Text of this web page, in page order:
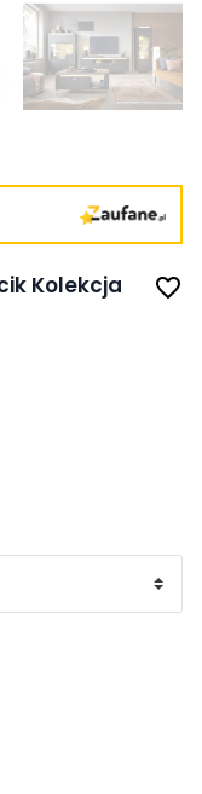
Kolekcja
favorite_border